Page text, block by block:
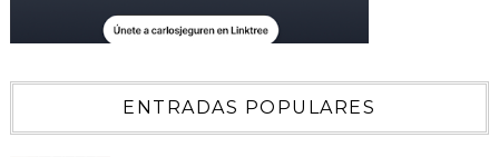
ENTRADAS POPULARES